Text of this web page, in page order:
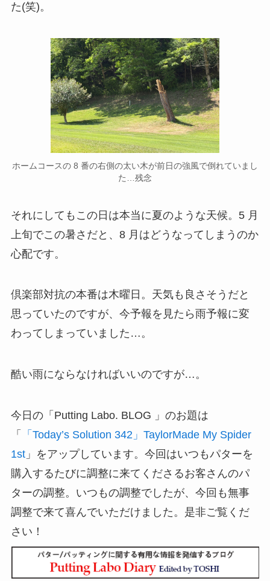
た(笑)。
ホームコースの 8 番の右側の太い木が前日の強風で倒れていまし
た…残念
それにしてもこの日は本当に夏のような天候。5 月
上旬でこの暑さだと、8 月はどうなってしまうのか
心配です。
倶楽部対抗の本番は木曜日。天気も良さそうだと
思っていたのですが、今予報を見たら雨予報に変
わってしまっていました…。
酷い雨にならなければいいのですが…。
今日の「Putting Labo. BLOG 」のお題は
「
「Today’s Solution 342」TaylorMade My Spider
1st」をアップしています。今回はいつもパターを
購入するたびに調整に来てくださるお客さんのパ
ターの調整。いつもの調整でしたが、今回も無事
調整で来て喜んでいただけました。是非ご覧くだ
さい！